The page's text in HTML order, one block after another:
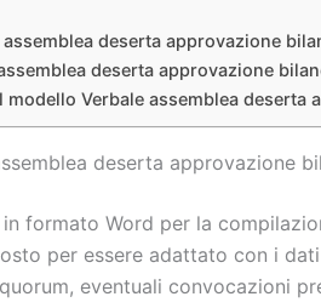
deserta approvazione
deserta approvazione
Verbale assemblea deserta
deserta approvazione
formato Word per la
per essere adattato con i
eventuali convocazioni